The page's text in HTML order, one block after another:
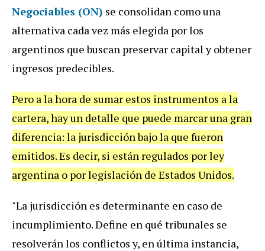
Negociables (ON) se consolidan como una
alternativa cada vez más elegida por los
argentinos que buscan preservar capital y obtener
ingresos predecibles.
Pero a la hora de sumar estos instrumentos a la
cartera, hay un detalle que puede marcar una gran
diferencia: la jurisdicción bajo la que fueron
emitidos. Es decir, si están regulados por ley
argentina o por legislación de Estados Unidos.
"La jurisdicción es determinante en caso de
incumplimiento. Define en qué tribunales se
resolverán los conflictos y, en última instancia,